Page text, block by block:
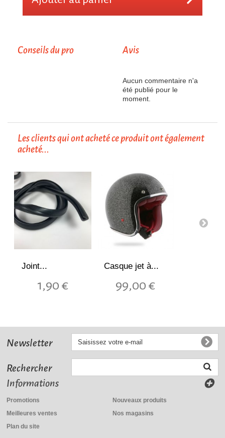
Conseils du pro Avis
Aucun commentaire n'a
été publié pour le
moment.
Les clients qui ont acheté ce produit ont également
acheté...
Joint...
1,90 €
Casque jet à...
99,00 €
Robinet...
15,50 €
Newsletter
Rechercher
Informations
Promotions
Nouveaux produits
Meilleures ventes
Nos magasins
Plan du site